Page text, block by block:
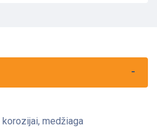
medžiaga